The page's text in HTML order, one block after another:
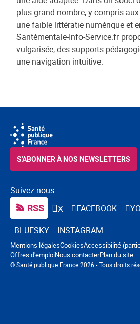
plus grand nombre, y compris
une faible littératie numérique et
Santémentale-Info-Service.fr
vulgarisée, des supports
une navigation intuitive.
Suivez-nous
RSS X FACEBOOK
BLUESKY
INSTAGRAM
S'ABONNER À NOS NEWSLETTERS
© Santé publique France 2026 - Tous droits
Navigation pied de page
Mentions légalesCookiesAccessibilité
Offres d'emploiNous contacterPlan du site